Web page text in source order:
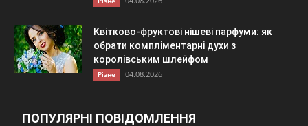
Квітково-фруктові нішеві парфуми: як
обрати компліментарні духи з
королівським шлейфом
Різне 04.08.2026
ПОПУЛЯРНІ ПОВІДОМЛЕННЯ